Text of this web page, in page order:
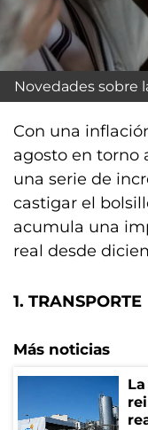
Novedades sobre
Con una
agosto en torno
una serie de
castigar el
acumula una
real desde
1. TRANSPORTE
Más noticias